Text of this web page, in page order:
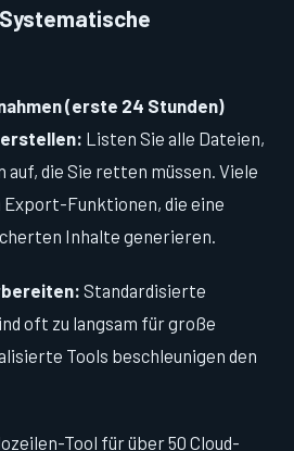
(erste 24 Stunden)
Listen Sie alle Dateien,
auf, die Sie retten müssen. Viele
Funktionen, die eine
Inhalte generieren.
Standardisierte
oft zu langsam für große
Tools beschleunigen den
Tool für über 50 Cloud-